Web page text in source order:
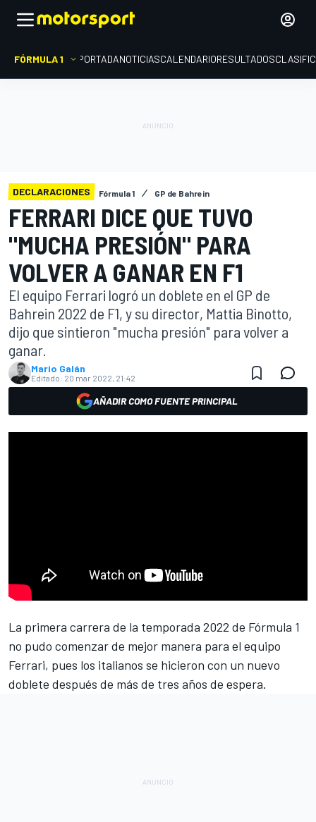
FÓRMULA 1 PORTADANOTICIASCALENDARIORESULTADOS
DECLARACIONES Fórmula 1 GP de Bahrein
FERRARI DICE QUE TUVO
"MUCHA PRESIÓN" PARA
VOLVER A GANAR EN F1
El equipo Ferrari logró un doblete en el GP de
Bahrein 2022 de F1, y su director, Mattia Binotto,
dijo que sintieron "mucha presión" para volver a
ganar.
Mario Galán
Editado: 20 mar 2022, 21:42
AÑADIR COMO FUENTE PRINCIPAL
La primera carrera de la temporada 2022 de Fórmula 1
no pudo comenzar de mejor manera para el equipo
Ferrari, pues los italianos se hicieron con un nuevo
doblete después de más de tres años de espera.